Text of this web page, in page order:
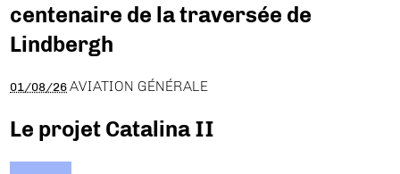
centenaire de la traversée de
Lindbergh
01/08/26 AVIATION GÉNÉRALE
Le projet Catalina II